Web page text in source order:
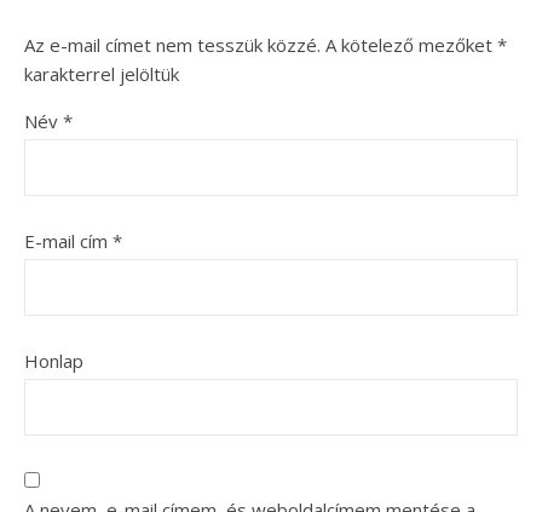
Az e-mail címet nem tesszük közzé. A kötelező mezőket *
karakterrel jelöltük
Név *
E-mail cím *
Honlap